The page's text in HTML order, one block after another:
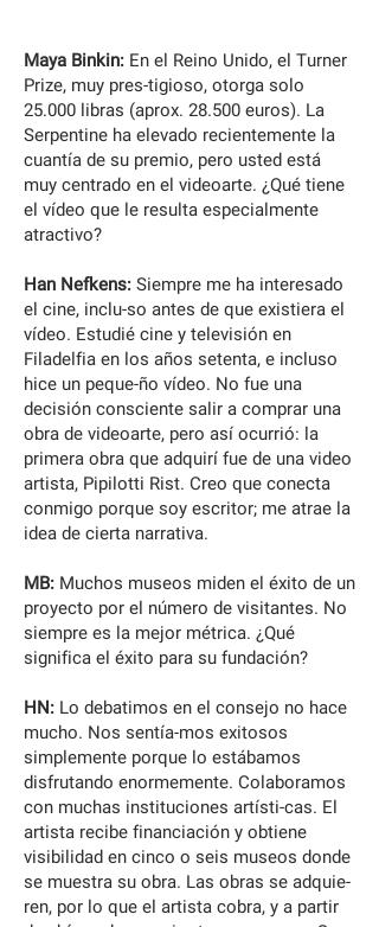
Maya Binkin: En el Reino Unido, el Turner
Prize, muy pres-tigioso, otorga solo
25.000 libras (aprox. 28.500 euros). La
Serpentine ha elevado recientemente la
cuantía de su premio, pero usted está
muy centrado en el videoarte. ¿Qué tiene
el vídeo que le resulta especialmente
atractivo?
Han Nefkens:Siempre me ha interesado
el cine, inclu-so antes de que existiera el
vídeo. Estudié cine y televisión en
Filadelfia en los años setenta, e incluso
hice un peque-ño vídeo. No fue una
decisión consciente salir a comprar una
obra de videoarte, pero así ocurrió: la
primera obra que adquirí fue de una video
artista, Pipilotti Rist. Creo que conecta
conmigo porque soy escritor; me atrae la
idea de cierta narrativa.
MB: Muchos museos miden el éxito de un
proyecto por el número de visitantes. No
siempre es la mejor métrica. ¿Qué
significa el éxito para su fundación?
HN: Lo debatimos en el consejo no hace
mucho. Nos sentía-mos exitosos
simplemente porque lo estábamos
disfrutando enormemente. Colaboramos
con muchas instituciones artísti-cas. El
artista recibe financiación y obtiene
visibilidad en cinco o seis museos donde
se muestra su obra. Las obras se adquie-
ren, por lo que el artista cobra, y a partir